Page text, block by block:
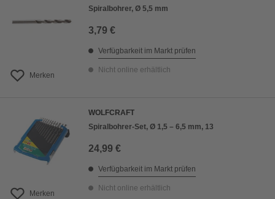
Merken
Spiralbohrer, Ø 5,5 mm
3,79 €
Verfügbarkeit im Markt prüfen
Nicht online erhältlich
Merken
WOLFCRAFT
Spiralbohrer-Set, Ø 1,5 – 6,5 mm, 13
24,99 €
Verfügbarkeit im Markt prüfen
Nicht online erhältlich